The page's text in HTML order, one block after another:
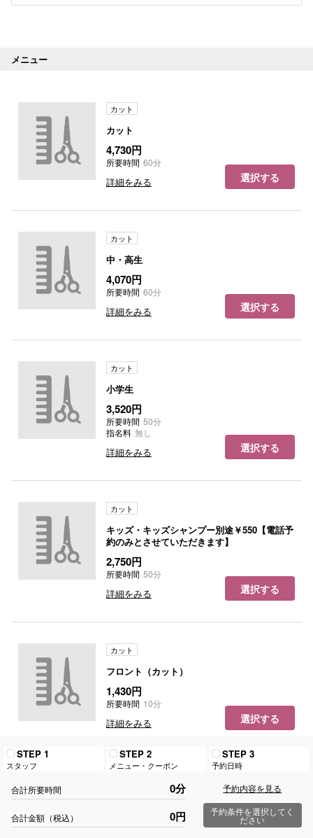
メニュー
カット
カット
4,730円
所要時間 60分
詳細をみる 選択する
カット
中・高生
4,070円
所要時間 60分
詳細をみる 選択する
カット
小学生
3,520円
所要時間 50分
指名料 無し
詳細をみる 選択する
カット
キッズ・キッズシャンプー別途￥550【電話予
約のみとさせていただきます】
2,750円
所要時間 50分
詳細をみる 選択する
カット
フロント（カット）
1,430円
所要時間 10分
詳細をみる 選択する
まゆカット
STEP 1
スタッフ
STEP 2
メニュー・クーポン
STEP 3
予約日時
合計所要時間 0分
合計金額（税込） 0円
予約内容を見る
予約条件を選択してく
ださい